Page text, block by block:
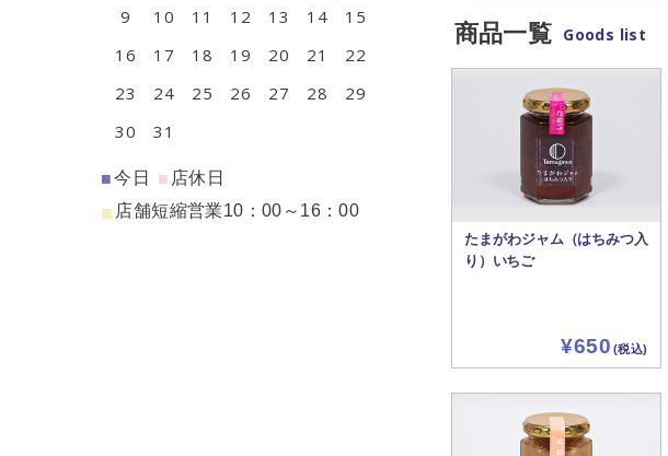
商品一覧 Goods list
たまがわジャム（はちみつ入
り）いちご
¥650 (税込)
9
10 11 12 13 14
15
16
17 18 19 20 21
22
23
24 25 26 27 28
29
30
31
■ 今日 ■ 店休日
■ 店舗短縮営業10：00～16：00